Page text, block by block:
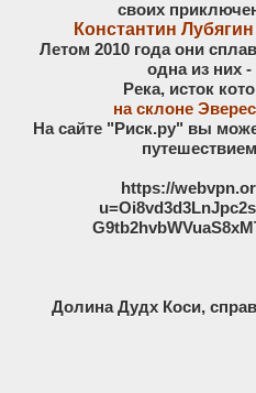
своих
Константин
Летом 2010 года они
одна из них
Река, исток
на склоне
На сайте "Риск.ру" вы
https://
Долина Дудх Коси,